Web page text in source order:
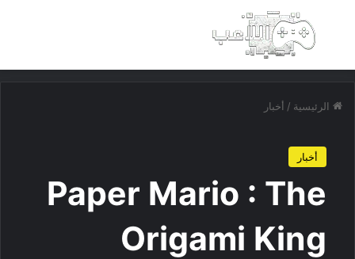
بحث عن
الرئيسية / أخبار
أخبار
Paper Mario : The
Origami King